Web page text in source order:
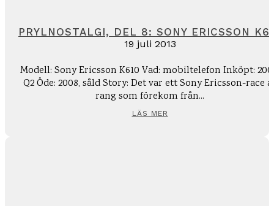
PRYLNOSTALGI, DEL 8: SONY ERICSSON
19 juli 2013
Modell: Sony Ericsson K610 Vad: mobiltelefon Inköpt:
Q2 Öde: 2008, såld Story: Det var ett Sony Ericsson-race av
rang som förekom från...
LÄS MER